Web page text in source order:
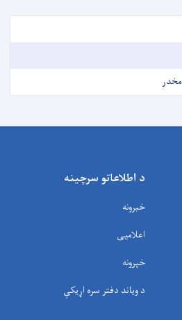
د اطلاعاتو سرچینه
خبرونه
اعلامیی
خپرونه
د وياند دفتر سره اړیکې